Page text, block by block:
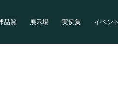
品質 展示場 実例集 イベント